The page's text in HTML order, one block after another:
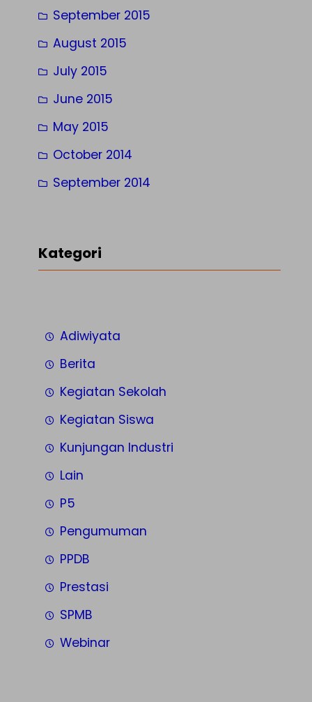
September 2015
August 2015
July 2015
June 2015
May 2015
October 2014
September 2014
Kategori
Adiwiyata
Berita
Kegiatan Sekolah
Kegiatan Siswa
Kunjungan Industri
Lain
P5
Pengumuman
PPDB
Prestasi
SPMB
Webinar